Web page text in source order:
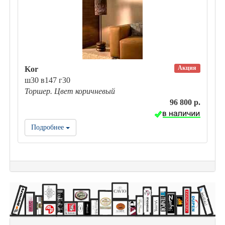
Акция
Kor
ш30 в147 г30
Торшер. Цвет коричневый
96 800 р.
Подробнее